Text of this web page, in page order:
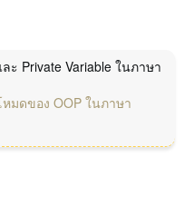
ะ Private Variable ในภาษา
มดของ OOP ในภาษา